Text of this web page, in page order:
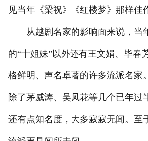
见当年《梁祝》《红楼梦》那样佳
从越剧名家的影响面来说，当
的“十姐妹”以外还有王文娟、毕春
格鲜明、声名卓著的许多流派名家
除了茅威涛、吴凤花等几个已年过
还有点知名度，大多寂寂无闻。至